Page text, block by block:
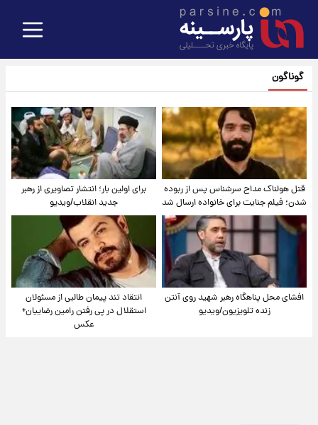
گوناگون
قتل هولناک مداح سرشناس پس از ربوده
شدن؛ فیلم جنایت برای خانواده ارسال شد
برای اولین بار؛ انتشار تصاویری از رهبر
جدید انقلاب/ویدیو
افشای محل پناهگاه‌ رهبر شهید روی آنتن
زنده تلویزیون/ویدیو
انتقاد تند پیمان طالبی از مسئولان
استقلال در پی رفتن رامین رضاییان+
عکس